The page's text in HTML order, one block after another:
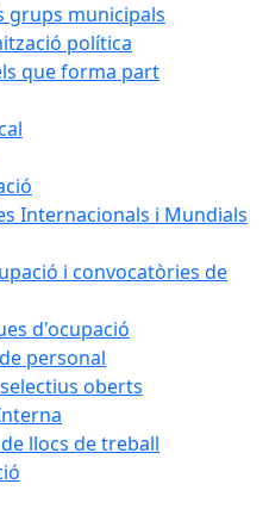
grups municipals
política
que forma part
Internacionals i Mundials
i convocatòries de
d'ocupació
personal
oberts
llocs de treball